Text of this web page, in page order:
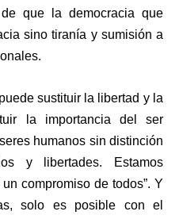
que la democracia que
sino tiranía y sumisión a
sustituir la libertad y la
la importancia del ser
humanos sin distinción
y libertades. Estamos
compromiso de todos”. Y
solo es posible con el